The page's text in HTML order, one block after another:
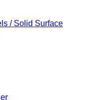
/ Solid Surface